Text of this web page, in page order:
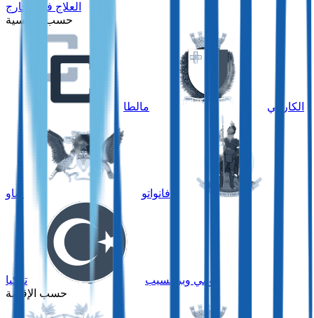
العلاج في الخارج
حسب الجنسية
الكاريبي مالطا
فانواتو ساو
تومي وبرينسيب
تركيا
حسب الإقامة